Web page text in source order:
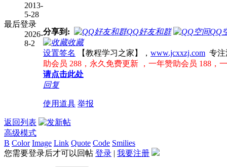
2013-
5-28
最后登录
2026-
8-2
分享到: QQ好友和群
QQ
收藏
设置签名
【教程学习之家】， www.jcxxzj.com 专
助会员 288，永久免费更新 ，一年赞助会员 188，
请点击此处
回复
使用道具 举报
返回列表
高级模式
B Color Image Link Quote Code Smilies
您需要登录后才可以回帖 登录 | 我要注册